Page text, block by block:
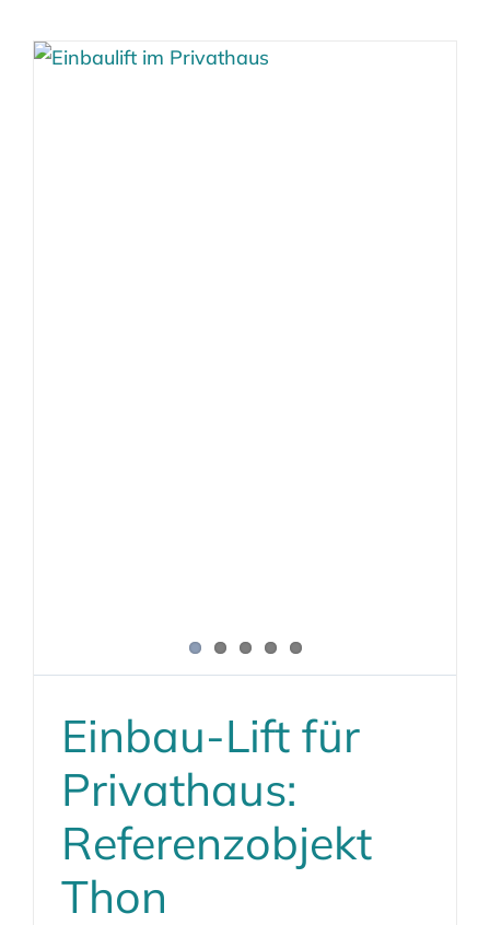
Einbau-Lift für
Privathaus:
Referenzobjekt
Thon